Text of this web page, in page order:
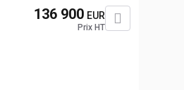
136 900 EUR
Prix HT